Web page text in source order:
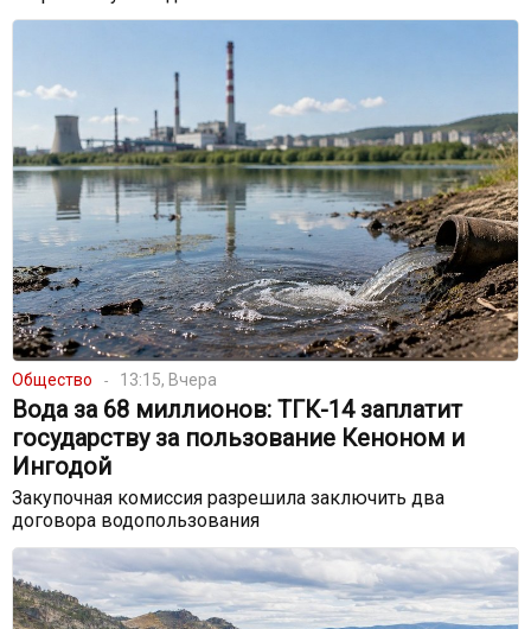
Общество 13:15, Вчера
Вода за 68 миллионов: ТГК-14 заплатит
государству за пользование Кеноном и
Ингодой
Закупочная комиссия разрешила заключить два
договора водопользования